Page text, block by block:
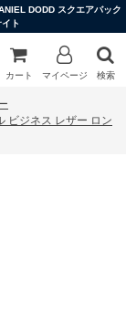
DODD スクエアバック
ト
カート マイページ 検索
ビジネス レザー ロン